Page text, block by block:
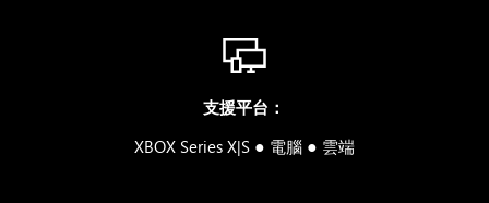
支援平台：
XBOX Series X|S ● 電腦 ● 雲端